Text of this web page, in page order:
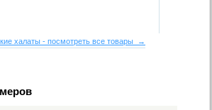
халаты - посмотреть все товары →